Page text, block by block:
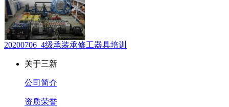
20200706_4级承装承修工器具培训
关于三新
公司简介
资质荣誉